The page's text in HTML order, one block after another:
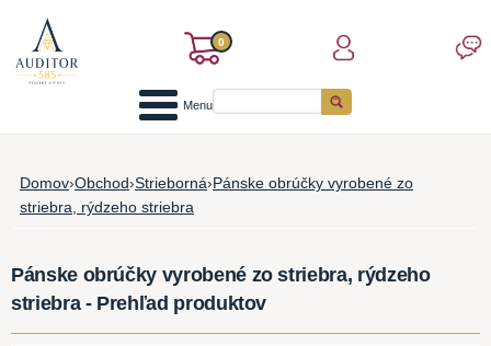
0
Menu
Domov›Obchod›Strieborná›Pánske obrúčky vyrobené zo
striebra, rýdzeho striebra
Pánske obrúčky vyrobené zo striebra, rýdzeho
striebra - Prehľad produktov